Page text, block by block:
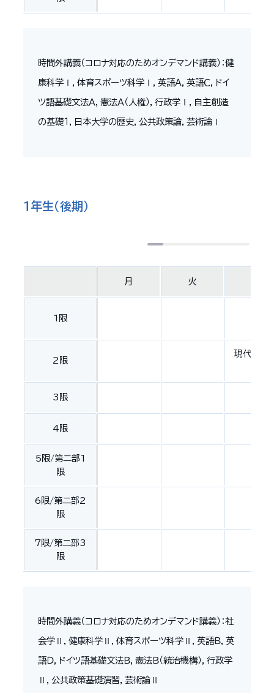
時間外講義（コロナ対応のためオンデマンド講義）：健
康科学Ⅰ，体育スポーツ科学Ⅰ，英語Ａ，英語Ｃ，ドイ
ツ語基礎文法Ａ，憲法Ａ（人権），行政学Ⅰ，自主創造
の基礎１，日本大学の歴史，公共政策論，芸術論Ⅰ
１年生（後期）
月 火
1限
2限
現代行政
3限
4限
5限/第二部1
限
6限/第二部2
限
7限/第二部3
限
時間外講義（コロナ対応のためオンデマンド講義）：社
会学Ⅱ，健康科学Ⅱ，体育スポーツ科学Ⅱ，英語Ｂ，英
語Ｄ，ドイツ語基礎文法Ｂ，憲法Ｂ（統治機構），行政学
Ⅱ，公共政策基礎演習，芸術論Ⅱ